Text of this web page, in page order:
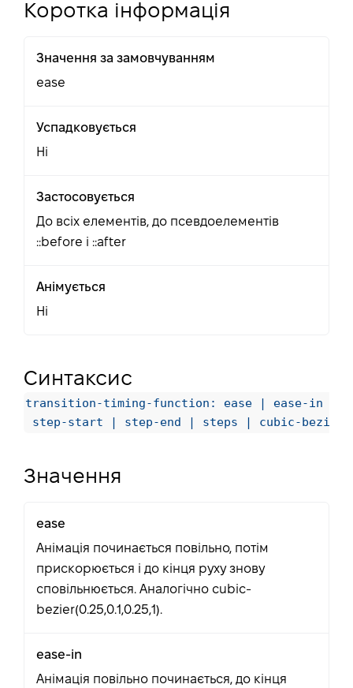
Коротка інформація
Значення за замовчуванням
ease
Успадковується
Ні
Застосовується
До всіх елементів, до псевдоелементів
::before і ::after
Анімується
Ні
Синтаксис
transition-timing-function: ease | ease-in |
step-start | step-end | steps | cubic-bezier
Значення
ease
Анімація починається повільно, потім
прискорюється і до кінця руху знову
сповільнюється. Аналогічно cubic-
bezier(0.25,0.1,0.25,1).
ease-in
Анімація повільно починається, до кінця